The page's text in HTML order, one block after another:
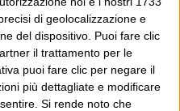
di geolocalizzazione e
del dispositivo. Puoi fare clic
il trattamento per le
puoi fare clic per negare il
più dettagliate e modificare
Si rende noto che